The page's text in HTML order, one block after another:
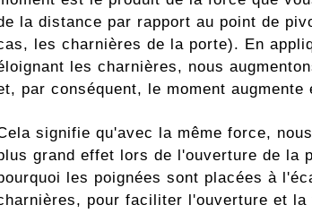
la distance par rapport au point de
les charnières de la porte). En
les charnières, nous
par conséquent, le moment augmente
signifie qu'avec la même force,
grand effet lors de l'ouverture de la
les poignées sont placées à
pour faciliter l'ouverture et la